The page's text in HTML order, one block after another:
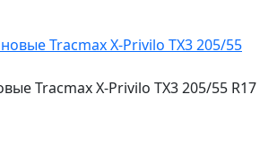
Tracmax X-Privilo TX3 205/55 R17